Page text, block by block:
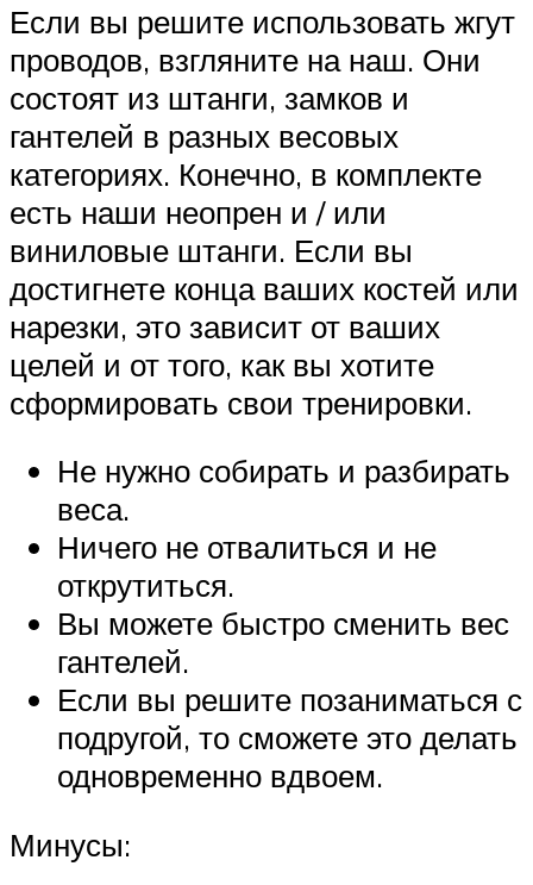
Если вы решите использовать жгут
проводов, взгляните на наш. Они
состоят из штанги, замков и
гантелей в разных весовых
категориях. Конечно, в комплекте
есть наши неопрен и / или
виниловые штанги. Если вы
достигнете конца ваших костей или
нарезки, это зависит от ваших
целей и от того, как вы хотите
сформировать свои тренировки.
Не нужно собирать и разбирать
веса.
Ничего не отвалиться и не
открутиться.
Вы можете быстро сменить вес
гантелей.
Если вы решите позаниматься с
подругой, то сможете это делать
одновременно вдвоем.
Минусы: